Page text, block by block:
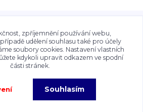
Talocan.cz a
chráněny autorským právem. Jejich
písemného souhlasu provozovatele
zpříjemnění používání webu,
udělení souhlasu také pro účely
soubory cookies. Nastavení vlastních
kdykoli upravit odkazem ve spodní
části stránek.
Souhlasím